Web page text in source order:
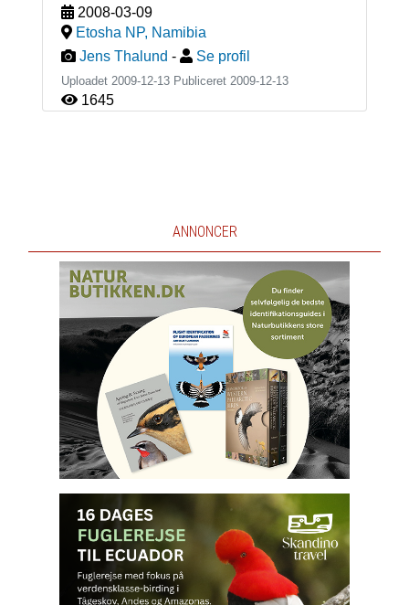
2008-03-09
Etosha NP, Namibia
Jens Thalund - Se profil
Uploadet 2009-12-13 Publiceret 2009-12-13
1645
ANNONCER